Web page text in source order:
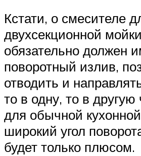
Кстати, о смесителе
двухсекционной
обязательно должен
поворотный излив,
отводить и
то в одну, то в
для обычной
широкий угол
будет только плюсом.